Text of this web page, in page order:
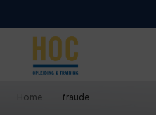
Home fraude
Je overall waardering
Titel van je beoordeling